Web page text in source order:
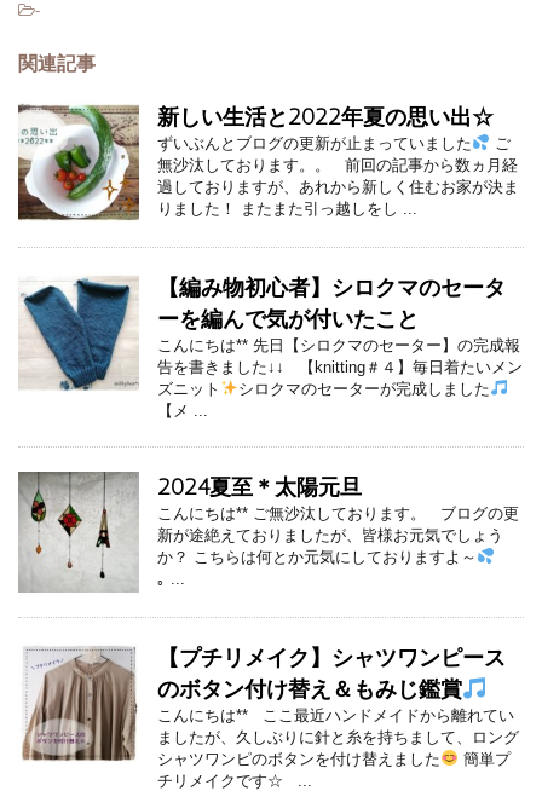
-
関連記事
新しい生活と2022年夏の思い出☆
ずいぶんとブログの更新が止まっていました
ご
無沙汰しております。。 前回の記事から数ヵ月経
過しておりますが、あれから新しく住むお家が決ま
りました！ またまた引っ越しをし ...
【編み物初心者】シロクマのセータ
ーを編んで気が付いたこと
こんにちは** 先日【シロクマのセーター】の完成報
告を書きました↓↓ 【knitting＃４】毎日着たいメン
ズニット
シロクマのセーターが完成しました
【メ ...
2024夏至＊太陽元旦
こんにちは** ご無沙汰しております。 ブログの更
新が途絶えておりましたが、皆様お元気でしょう
か？ こちらは何とか元気にしておりますよ～
｡ ...
【プチリメイク】シャツワンピース
のボタン付け替え＆もみじ鑑賞
こんにちは** ここ最近ハンドメイドから離れてい
ましたが、久しぶりに針と糸を持ちまして、ロング
シャツワンピのボタンを付け替えました
簡単プ
チリメイクです☆ ...